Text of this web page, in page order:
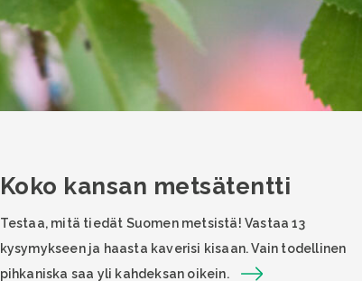
Koko kansan metsätentti
Testaa, mitä tiedät Suomen metsistä! Vastaa 13
kysymykseen ja haasta kaverisi kisaan. Vain todellinen
pihkaniska saa yli kahdeksan oikein.